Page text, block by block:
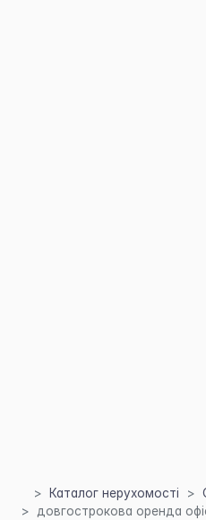
Каталог нерухомості
довгострокова оренда